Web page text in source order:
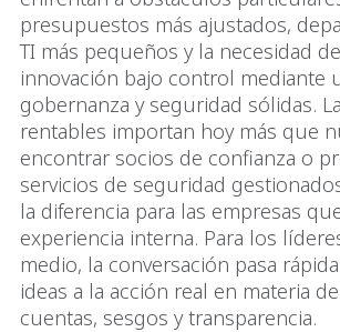
presupuestos más ajustados,
TI más pequeños y la necesidad
innovación bajo control mediante
gobernanza y seguridad sólidas.
rentables importan hoy más que
encontrar socios de confianza o
servicios de seguridad
la diferencia para las empresas
experiencia interna. Para los
medio, la conversación pasa
ideas a la acción real en materia
cuentas, sesgos y transparencia.